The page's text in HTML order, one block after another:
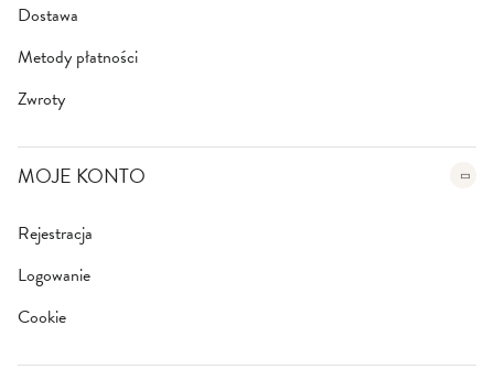
Dostawa
Metody płatności
Zwroty
MOJE KONTO
Rejestracja
Logowanie
Cookie